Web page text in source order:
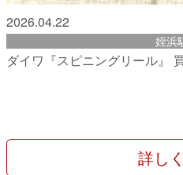
2026.04.22
姪浜
ダイワ『スピニングリール』
詳し